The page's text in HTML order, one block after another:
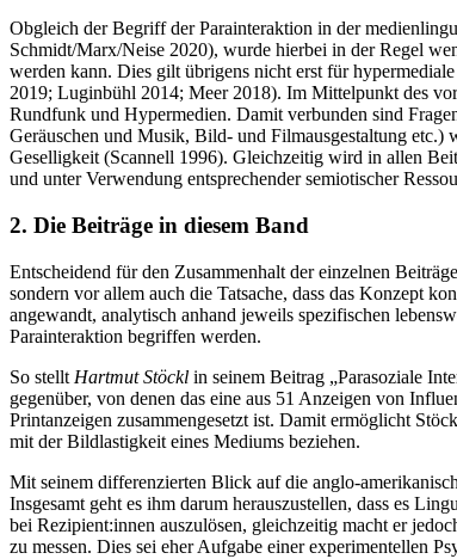
Obgleich der Begriff der Parainteraktion in der
Schmidt/Marx/Neise 2020), wurde hierbei in der Regel
werden kann. Dies gilt übrigens nicht erst für
2019; Luginbühl 2014; Meer 2018). Im Mittelpunkt des
Rundfunk und Hypermedien. Damit verbunden sind
Geräuschen und Musik, Bild- und Filmausgestaltung
Geselligkeit (Scannell 1996). Gleichzeitig wird in allen
und unter Verwendung entsprechender semiotischer
2. Die Beiträge in diesem Band
Entscheidend für den Zusammenhalt der einzelnen
sondern vor allem auch die Tatsache, dass das Konzept
angewandt, analytisch anhand jeweils spezifischen
Parainteraktion begriffen werden.
So stellt Hartmut Stöckl in seinem Beitrag „Parasoziale
gegenüber, von denen das eine aus 51 Anzeigen von
Printanzeigen zusammengesetzt ist. Damit ermöglicht
mit der Bildlastigkeit eines Mediums beziehen.
Mit seinem differenzierten Blick auf die anglo-
Insgesamt geht es ihm darum herauszustellen, dass es
bei Rezipient:innen auszulösen, gleichzeitig macht er
zu messen. Dies sei eher Aufgabe einer experimentellen